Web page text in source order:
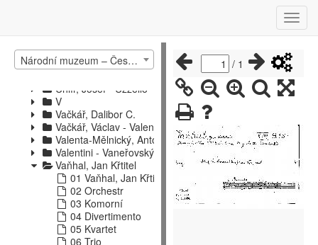
Národní muzeum – České muzeum hudby – katalog hudebnin 1
Tabelle - Tyšovský
U - Verzeichnis
U
Uhlíř, Josef - Uzzello
V
Vačkář, Dalibor C.
Vačkář, Václav - Valenta, Josef
Valenta-Mělnický, Antonín
Valentini - Vaneřovský
Vaňhal, Jan Křtitel
01 Vaňhal, Jan Křtitel
02 Orchestr
03 Komorní
04 Divertimento
05 Kvartet
06 Trio
/ 1